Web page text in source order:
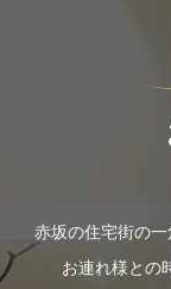
赤坂の住宅街の一
お連れ様との